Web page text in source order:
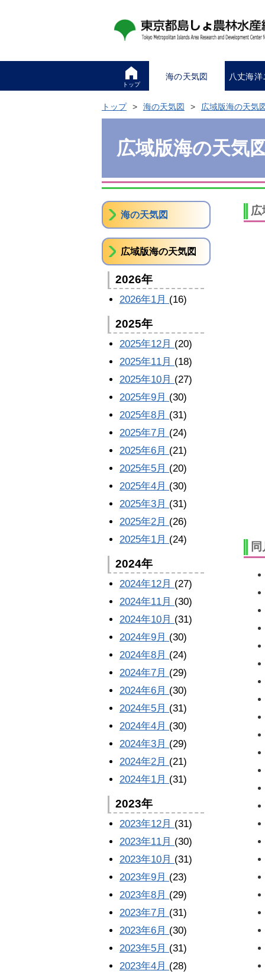
トップ
海の天気図 八丈海
トップ 海の天気図 広域版海の天気
広域版海の天気
海の天気図
広域版海の天気図
2026年
2026年1月 (16)
2025年
2025年12月 (20)
2025年11月 (18)
2025年10月 (27)
2025年9月 (30)
2025年8月 (31)
2025年7月 (24)
2025年6月 (21)
2025年5月 (20)
2025年4月 (30)
2025年3月 (31)
2025年2月 (26)
2025年1月 (24)
2024年
2024年12月 (27)
2024年11月 (30)
2024年10月 (31)
2024年9月 (30)
2024年8月 (24)
2024年7月 (29)
2024年6月 (30)
2024年5月 (31)
2024年4月 (30)
2024年3月 (29)
2024年2月 (21)
2024年1月 (31)
2023年
2023年12月 (31)
2023年11月 (30)
2023年10月 (31)
2023年9月 (23)
2023年8月 (29)
2023年7月 (31)
2023年6月 (30)
2023年5月 (31)
2023年4月 (28)